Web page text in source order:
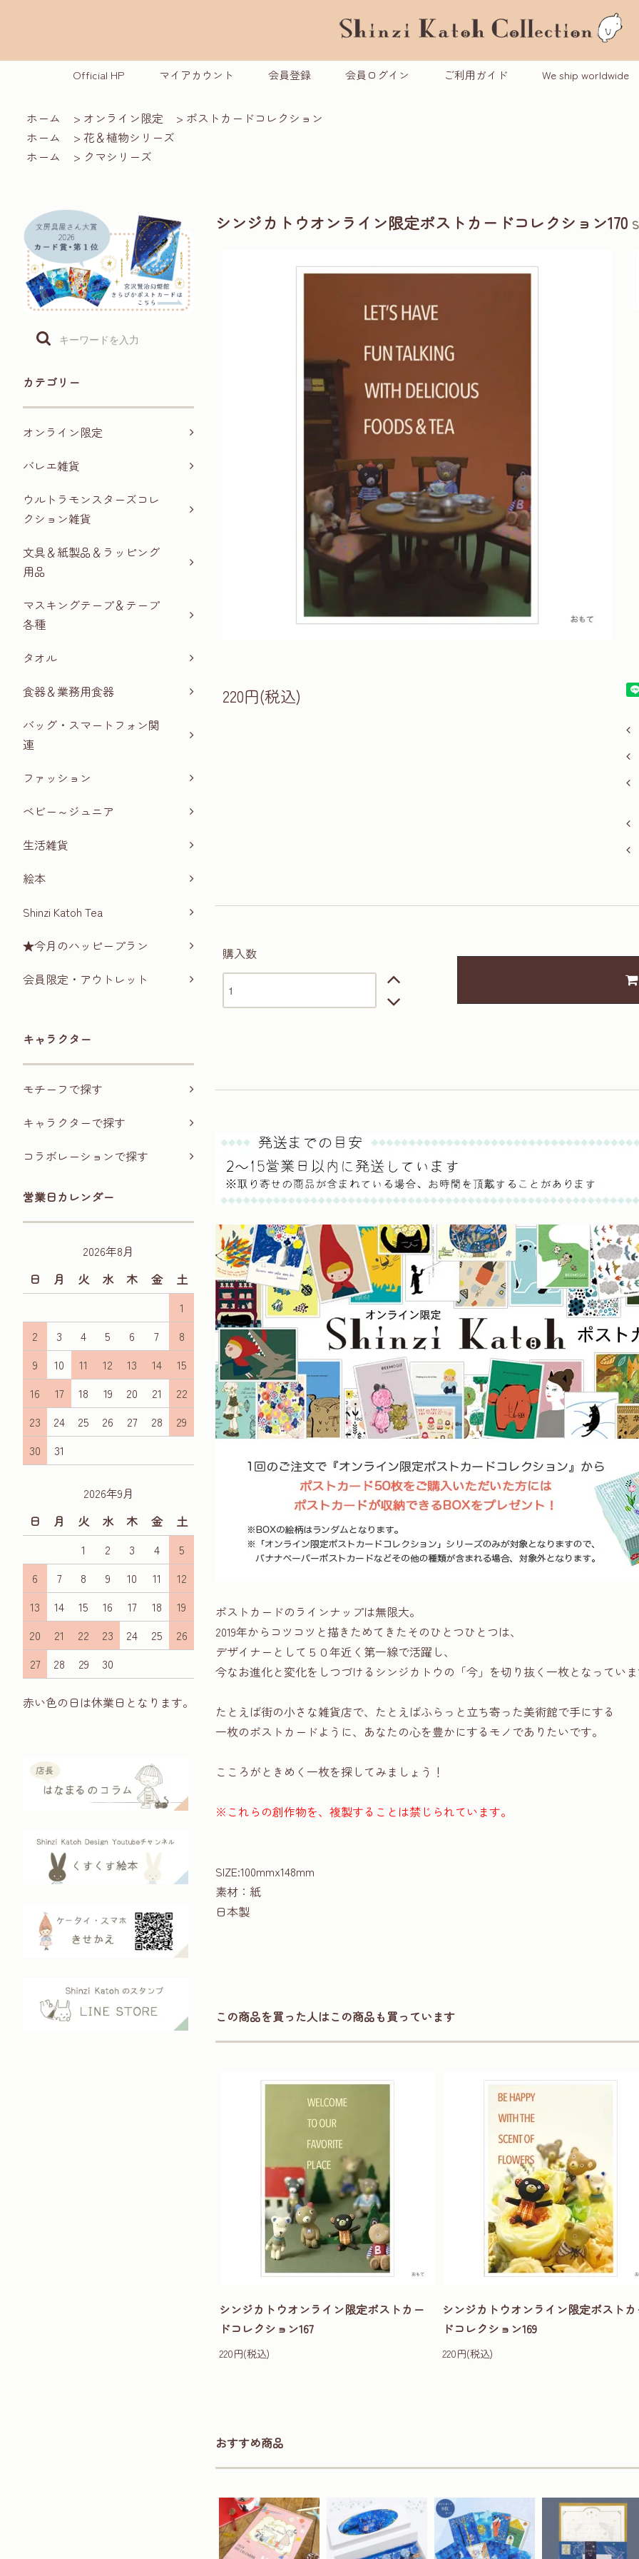
Official HP マイアカウント 会員登録 会員ログイン ご利用ガイド We ship worldwide
ホーム > オンライン限定 > ポストカードコレクション
ホーム
> 花＆植物シリーズ
ホーム
> クマシリーズ
カテゴリー
オンライン限定
バレエ雑貨
ウルトラモンスターズコレ
クション雑貨
文具＆紙製品＆ラッピング
用品
マスキングテープ＆テープ
各種
タオル
食器＆業務用食器
バッグ・スマートフォン関
連
ファッション
ベビー～ジュニア
生活雑貨
絵本
Shinzi Katoh Tea
★今月のハッピープラン
会員限定・アウトレット
キャラクター
モチーフで探す
キャラクターで探す
コラボレーションで探す
営業日カレンダー
2026年8月
日
月 火 水 木 金
土
1
2
3 4 5 6 7
8
9
10 11 12 13 14
15
16
17 18 19 20 21
22
23
24 25 26 27 28
29
30
31
2026年9月
日
月 火 水 木 金
土
1
2 3 4
5
6
7 8 9 10 11
12
13
14 15 16 17 18
19
20
21 22 23 24 25
26
27
28 29 30
赤い色の日は休業日となります。
シンジカトウオンライン限定ポストカードコレクション170
220円(税込)
購入数
ポストカードのラインナップは無限大。
2019年からコツコツと描きためてきたそのひとつひとつは、
デザイナーとして５０年近く第一線で活躍し、
今なお進化と変化をしつづけるシンジカトウの「今」を切り抜く一枚となってい
たとえば街の小さな雑貨店で、たとえばふらっと立ち寄った美術館で手にする
一枚のポストカードように、あなたの心を豊かにするモノでありたいです。
こころがときめく一枚を探してみましょう！
※これらの創作物を、複製することは禁じられています。
SIZE:100mmx148mm
素材：紙
日本製
この商品を買った人はこの商品も買っています
シンジカトウオンライン限定ポストカー
ドコレクション167
220円(税込)
シンジカトウオンライン限定ポスト
ドコレクション169
220円(税込)
おすすめ商品